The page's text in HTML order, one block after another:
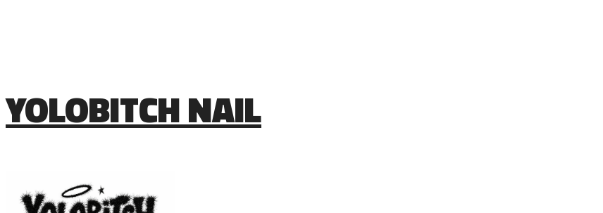
YOLOBITCH NAIL